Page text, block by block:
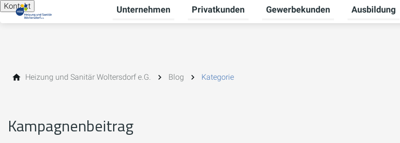
Kontakt Unternehmen
Untermenü für Unternehmen umschalten
Privatkunden
Untermenü für Privatkunden
Gewerbekunden
Untermenü
Ausbildung
Heizung und Sanitär Woltersdorf e.G. Blog Kategorie
Kampagnenbeitrag